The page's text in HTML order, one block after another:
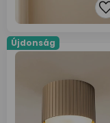
Újdonság